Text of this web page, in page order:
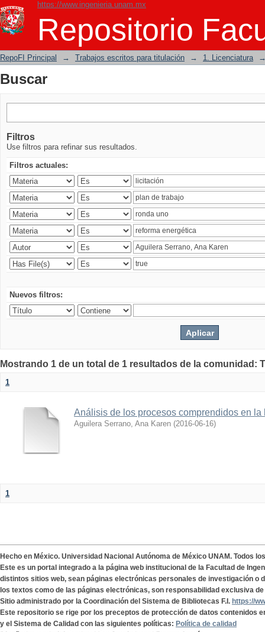
https://www.ingenieria.unam.mx
Repositorio
Buscar
RepoFI Principal → Trabajos escritos para titulación → 1. Licenciatura
Buscar
Filtros
Use filtros para refinar sus resultados.
Filtros actuales:
Nuevos filtros:
Mostrando 1 de un total de 1 resultados de la comunidad:
1
Análisis de los procesos comprendidos en
Aguilera Serrano, Ana Karen (2016-06-16)
1
Hecho en México. Universidad Nacional Autónoma de México UNAM. Todos
Este es un portal integrado a la página web institucional de la Facultad de
distintos sitios web, sean páginas electrónicas personales de investigación o
los textos como de las páginas electrónicas, son responsabilidad exclusiva
Sitio administrado por la Coordinación del Sistema de Bibliotecas F.I. https://
Este repositorio se rige por los preceptos de protección de datos contenidos
y el Sistema de Calidad con las siguientes políticas: Política de calidad